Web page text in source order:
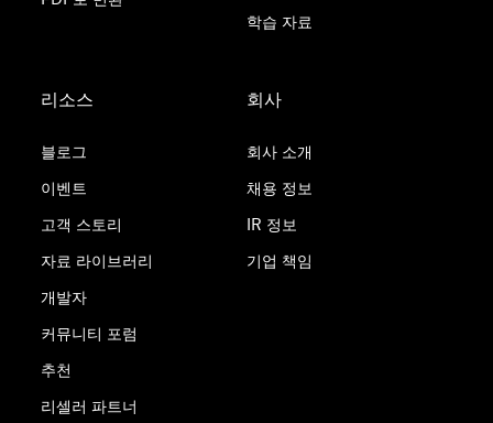
학습 자료
리소스
블로그
이벤트
고객 스토리
자료 라이브러리
개발자
커뮤니티 포럼
추천
리셀러 파트너
회사
회사 소개
채용 정보
IR 정보
기업 책임